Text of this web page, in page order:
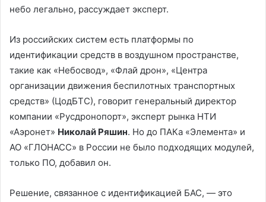
небо легально, рассуждает эксперт.
Из российских систем есть платформы по
идентификации средств в воздушном пространстве,
такие как «Небосвод», «Флай дрон», «Центра
организации движения беспилотных транспортных
средств» (ЦодБТС), говорит генеральный директор
компании «Русдронопорт», эксперт рынка НТИ
«Аэронет» Николай Ряшин. Но до ПАКа «Элемента» и
АО «ГЛОНАСС» в России не было подходящих модулей,
только ПО, добавил он.
Решение, связанное с идентификацией БАС, — это